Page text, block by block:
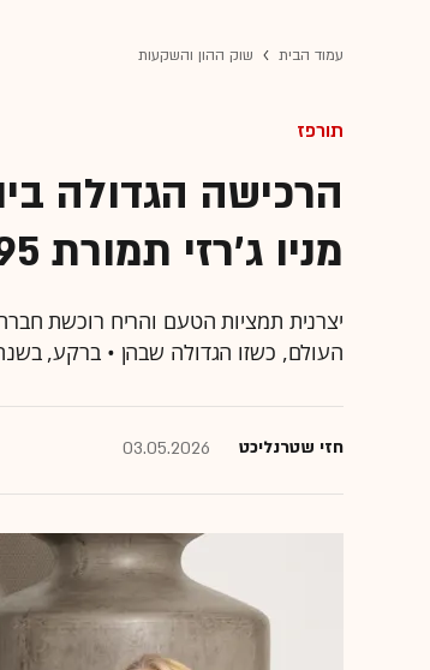
עמוד הבית שוק ההון והשקעות
תורפז
הרכישה הגדולה
מניו ג'רזי תמורת 95 מיליון דולר
העולם, כשזו הגדולה שבהן • ברקע, בשנה
חזי שטרנליכט 03.05.2026